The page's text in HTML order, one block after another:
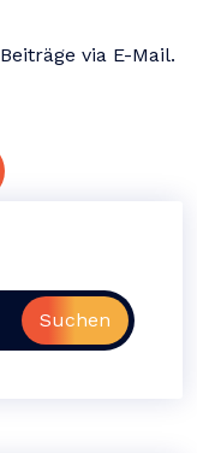
via E-Mail.
Suchen